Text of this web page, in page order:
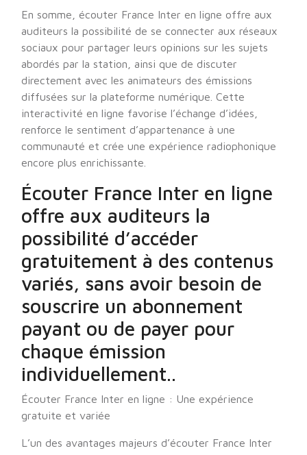
En somme, écouter France Inter en ligne offre aux
auditeurs la possibilité de se connecter aux réseaux
sociaux pour partager leurs opinions sur les sujets
abordés par la station, ainsi que de discuter
directement avec les animateurs des émissions
diffusées sur la plateforme numérique. Cette
interactivité en ligne favorise l’échange d’idées,
renforce le sentiment d’appartenance à une
communauté et crée une expérience radiophonique
encore plus enrichissante.
Écouter France Inter en ligne
offre aux auditeurs la
possibilité d’accéder
gratuitement à des contenus
variés, sans avoir besoin de
souscrire un abonnement
payant ou de payer pour
chaque émission
individuellement..
Écouter France Inter en ligne : Une expérience
gratuite et variée
L’un des avantages majeurs d’écouter France Inter